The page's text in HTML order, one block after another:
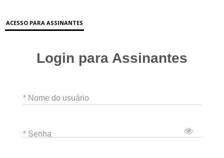
ACESSO PARA ASSINANTES
Login para Assinantes
* Nome do usuário
* Senha